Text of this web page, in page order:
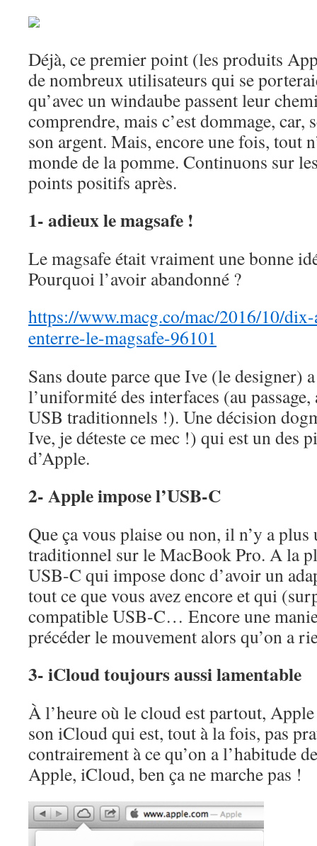
Déjà, ce premier point (les produits
de nombreux utilisateurs qui se
qu’avec un windaube passent leur
comprendre, mais c’est dommage, car,
son argent. Mais, encore une fois, tout
monde de la pomme. Continuons sur
points positifs après.
1- adieux le magsafe !
Le magsafe était vraiment une bonne
Pourquoi l’avoir abandonné ?
https://www.macg.co/mac/2016/10/
enterre-le-magsafe-96101
Sans doute parce que Ive (le designer)
l’uniformité des interfaces (au
USB traditionnels !). Une décision
Ive, je déteste ce mec !) qui est un des
d’Apple.
2- Apple impose l’USB-C
Que ça vous plaise ou non, il n’y a
traditionnel sur le MacBook Pro. A la
USB-C qui impose donc d’avoir un
tout ce que vous avez encore et qui
compatible USB-C… Encore une
précéder le mouvement alors qu’on a
3- iCloud toujours aussi lamentable
À l’heure où le cloud est partout, Apple
son iCloud qui est, tout à la fois, pas
contrairement à ce qu’on a l’habitude
Apple, iCloud, ben ça ne marche pas !